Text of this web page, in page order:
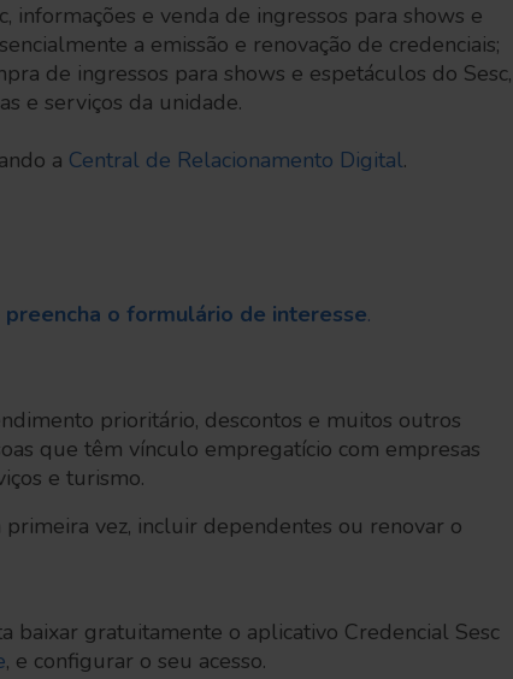
informações e venda de ingressos para shows e
a emissão e renovação de credenciais;
de ingressos para shows e espetáculos do Sesc,
e serviços da unidade.
a Central de Relacionamento Digital.
preencha o formulário de interesse.
prioritário, descontos e muitos outros
que têm vínculo empregatício com empresas
e turismo.
vez, incluir dependentes ou renovar o
baixar gratuitamente o aplicativo Credencial Sesc
, e configurar o seu acesso.